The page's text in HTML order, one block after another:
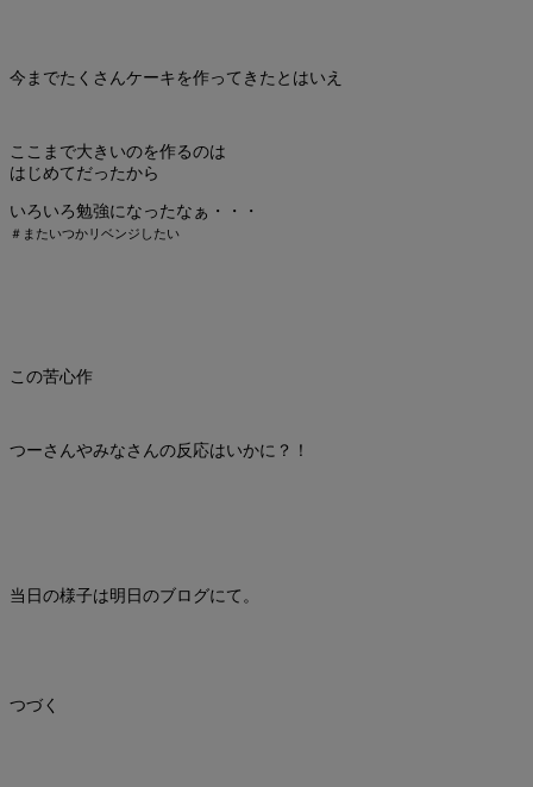
今までたくさんケーキを作ってきたとはいえ
ここまで大きいのを作るのは
はじめてだったから
いろいろ勉強になったなぁ・・・
＃またいつかリベンジしたい
この苦心作
つーさんやみなさんの反応はいかに？！
当日の様子は明日のブログにて。
つづく